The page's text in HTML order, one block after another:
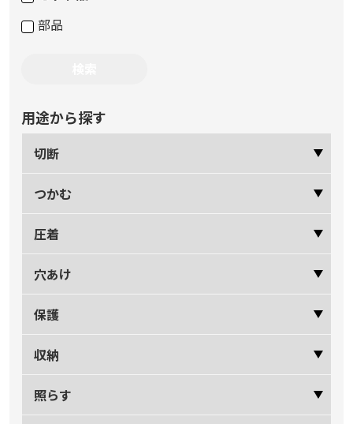
部品
用途から探す
切断
つかむ
圧着
穴あけ
保護
収納
照らす